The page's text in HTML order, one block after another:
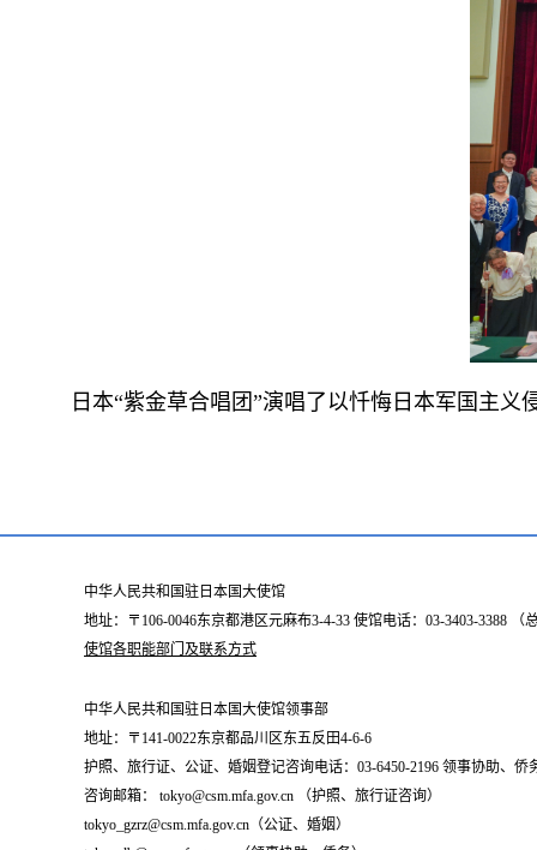
日本“紫金草合唱团”演唱了以忏悔日本军国主
中华人民共和国驻日本国大使馆
地址：〒106-0046东京都港区元麻布3-4-33 使馆电话：03-3403-3388 （
使馆各职能部门及联系方式
中华人民共和国驻日本国大使馆领事部
地址：〒141-0022东京都品川区东五反田4-6-6
护照、旅行证、公证、婚姻登记咨询电话：03-6450-2196 领事协助、侨
咨询邮箱： tokyo@csm.mfa.gov.cn （护照、旅行证咨询）
tokyo_gzrz@csm.mfa.gov.cn（公证、婚姻）